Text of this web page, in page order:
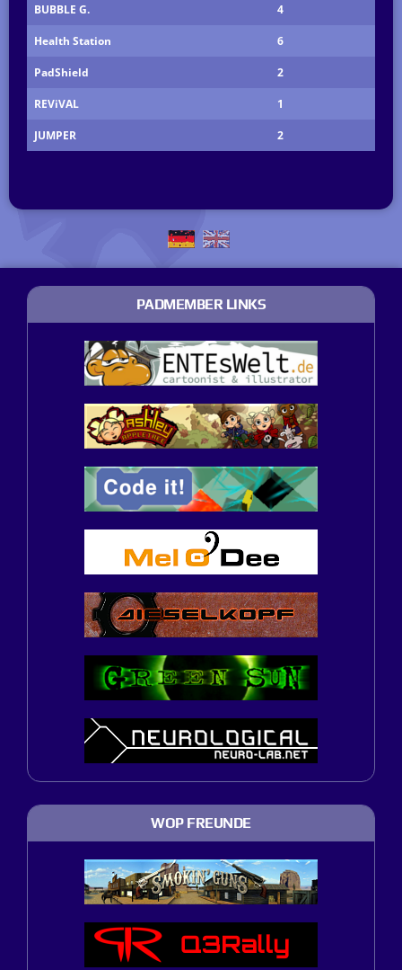
BUBBLE G. 4
Health Station 6
PadShield 2
REViVAL 1
JUMPER 2
PADMEMBER LINKS
WOP FREUNDE